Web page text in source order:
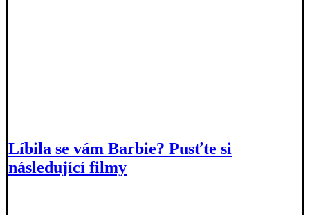
Líbila se vám Barbie? Pusťte si
následující filmy